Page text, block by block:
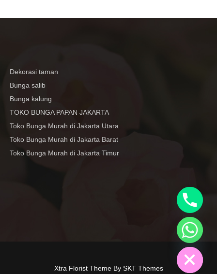
Dekorasi taman
Bunga salib
Bunga kalung
TOKO BUNGA PAPAN JAKARTA
Toko Bunga Murah di Jakarta Utara
Toko Bunga Murah di Jakarta Barat
Toko Bunga Murah di Jakarta Timur
Xtra Florist Theme By SKT Themes
H
i
d
e
c
h
a
y